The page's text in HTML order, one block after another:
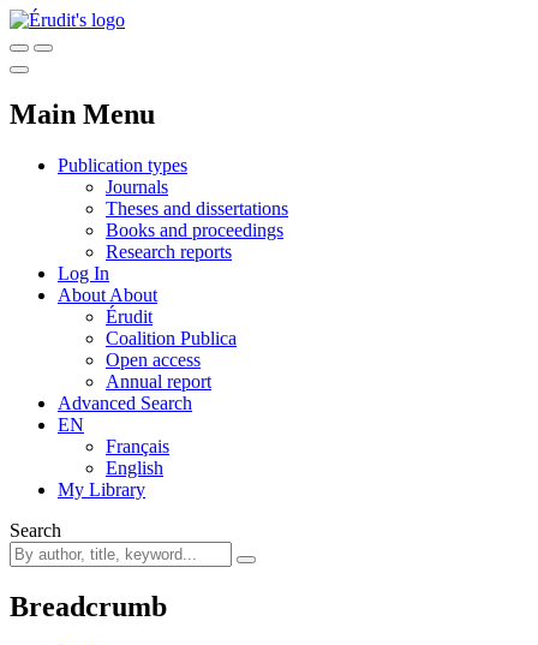
Main Menu
Publication types
Journals
Theses and dissertations
Books and proceedings
Research reports
Log In
About About
Érudit
Coalition Publica
Open access
Annual report
Advanced Search
EN
Français
English
My Library
Search
Breadcrumb